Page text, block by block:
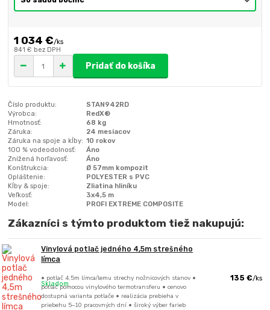
1 034 €/ks
841 € bez DPH
Pridať do košíka
Číslo produktu:
STAN942RD
Výrobca:
RedX®
Hmotnosť:
68 kg
Záruka:
24 mesiacov
Záruka na spoje a kĺby: 10 rokov
100 % vodeodolnosť:
Áno
Znížená horľavosť:
Áno
Konštrukcia:
Ø 57mm kompozit
Opláštenie:
POLYESTER s PVC
Kĺby & spoje:
Zliatina hliníku
Veľkosť:
3x4,5 m
Model:
PROFI EXTREME COMPOSITE
Zákazníci s týmto produktom tiež nakupujú:
Vinylová potlač jedného 4,5m strešného
límca
• potlač 4,5m límca/lemu strechy nožnicových stanov •
potlač pomocou vinylového termotransferu • cenovo
dostupná varianta potlače • realizácia prebieha v
priebehu 5–10 pracovných dní • široký výber farieb
135 €/ks
Skladom